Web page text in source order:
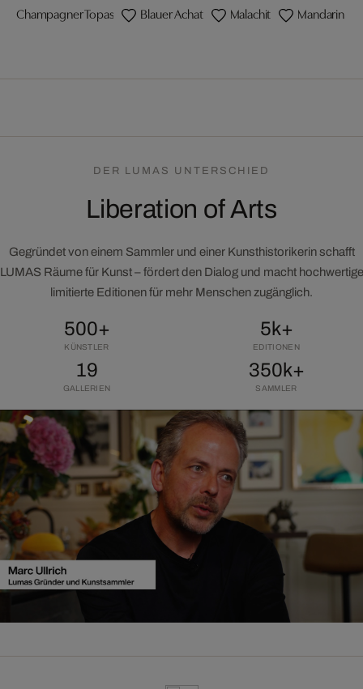
Champagner Topas Blauer Achat Malachit Mandarin
DER LUMAS UNTERSCHIED
Liberation of Arts
Gegründet von einem Sammler und einer Kunsthistorikerin schafft
LUMAS Räume für Kunst – fördert den Dialog und macht hochwertige
limitierte Editionen für mehr Menschen zugänglich.
500+
KÜNSTLER
5k+
EDITIONEN
19
GALLERIEN
350k+
SAMMLER